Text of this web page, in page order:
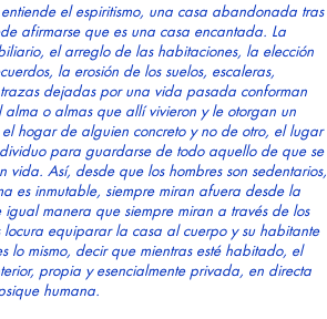
el espiritismo, una casa abandonada tras
afirmarse que es una casa encantada. La
el arreglo de las habitaciones, la elección
la erosión de los suelos, escaleras,
dejadas por una vida pasada conforman
alma o almas que allí vivieron y le otorgan un
el hogar de alguien concreto y no de otro, el lugar
para guardarse de todo aquello de que se
vida. Así, desde que los hombres son sedentarios,
es inmutable, siempre miran afuera desde la
igual manera que siempre miran a través de los
locura equiparar la casa al cuerpo y su habitante
lo mismo, decir que mientras esté habitado, el
propia y esencialmente privada, en directa
humana.